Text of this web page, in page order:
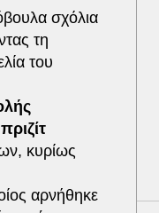
σχόλια
τη
του
κυρίως
αρνήθηκε